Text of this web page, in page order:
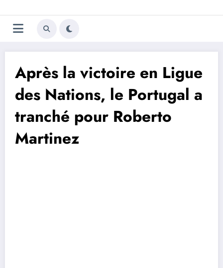
au
contenu
Trivela
L'actualité du football
Après la victoire en Ligue
des Nations, le Portugal a
tranché pour Roberto
Martinez